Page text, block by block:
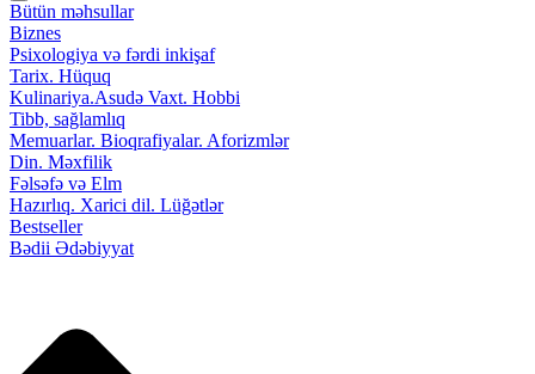
Bütün məhsullar
Biznes
Psixologiya və fərdi inkişaf
Tarix. Hüquq
Kulinariya.Asudə Vaxt. Hobbi
Tibb, sağlamlıq
Memuarlar. Bioqrafiyalar. Aforizmlər
Din. Məxfilik
Fəlsəfə və Elm
Hazırlıq. Xarici dil. Lüğətlər
Bestseller
Bədii Ədəbiyyat